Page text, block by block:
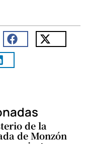
de la
de Monzón